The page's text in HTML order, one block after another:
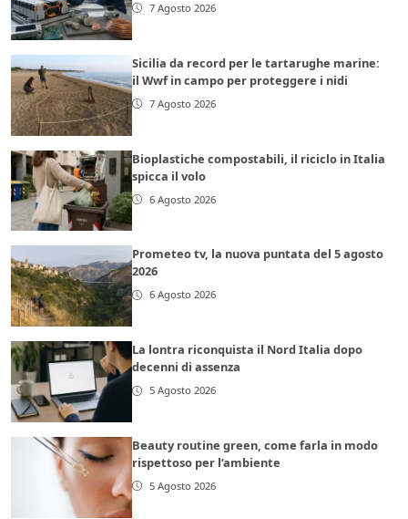
7 Agosto 2026
Sicilia da record per le tartarughe marine:
il Wwf in campo per proteggere i nidi
7 Agosto 2026
Bioplastiche compostabili, il riciclo in Italia
spicca il volo
6 Agosto 2026
Prometeo tv, la nuova puntata del 5 agosto
2026
6 Agosto 2026
La lontra riconquista il Nord Italia dopo
decenni di assenza
5 Agosto 2026
Beauty routine green, come farla in modo
rispettoso per l’ambiente
5 Agosto 2026